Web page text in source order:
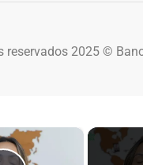
reservados 2025 ©
×